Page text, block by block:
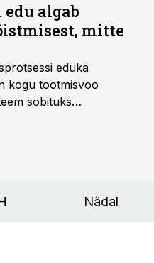
algab
mitte
eduka
kogu tootmisvoo
sobituks
Nädal